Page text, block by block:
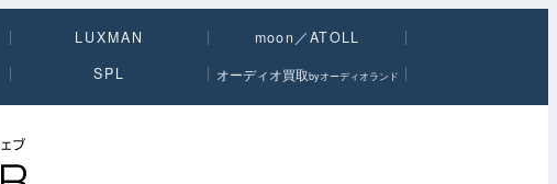
LUXMAN
moon／ATOLL
SPL オーディオ買取byオーディオランド